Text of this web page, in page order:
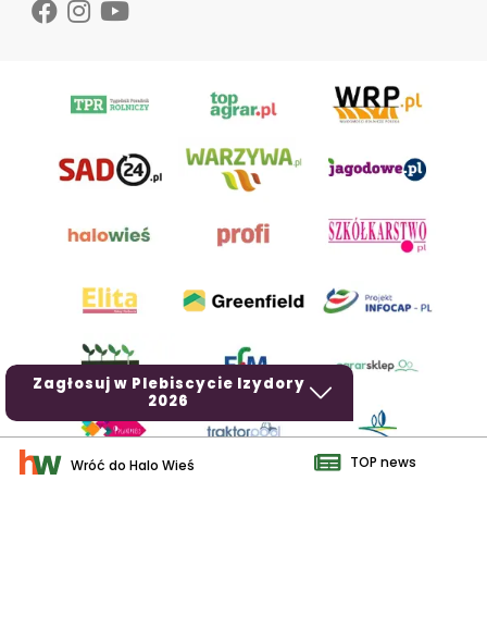
Zagłosuj w Plebiscycie Izydory
2026
Wróć do Halo Wieś TOP news